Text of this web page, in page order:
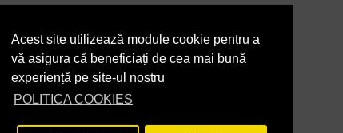
Acest site utilizează module cookie pentru a
vă asigura că beneficiați de cea mai bună
experiență pe site-ul nostru
POLITICA COOKIES